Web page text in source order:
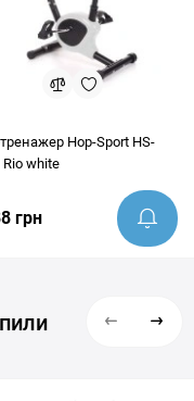
Hop-Sport HS-
Rio white
грн